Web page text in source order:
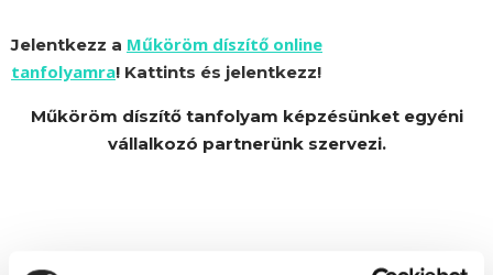
Jelentkezz a Műköröm díszítő online
tanfolyamra! Kattints és jelentkezz!
Műköröm díszítő tanfolyam képzésünket egyéni
vállalkozó partnerünk szervezi.